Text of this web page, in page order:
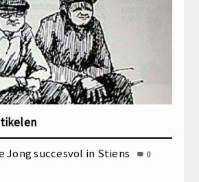
Jong succesvol in Stiens
0